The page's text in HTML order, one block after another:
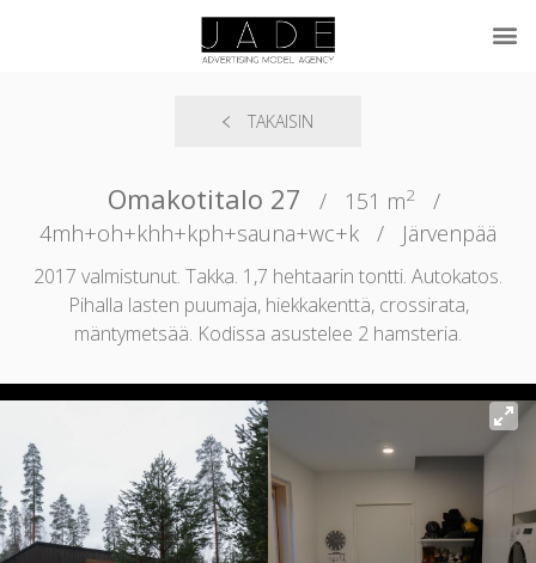
TAKAISIN
Omakotitalo 27 / 151 m2
/
4mh+oh+khh+kph+sauna+wc+k
/ Järvenpää
2017 valmistunut. Takka. 1,7 hehtaarin tontti. Autokatos.
Pihalla lasten puumaja, hiekkakenttä, crossirata,
mäntymetsää. Kodissa asustelee 2 hamsteria.